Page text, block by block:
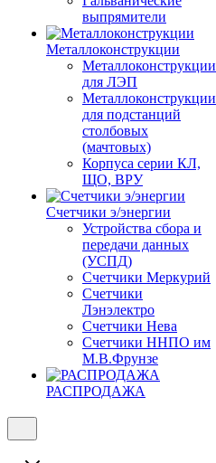
выпрямители
Металлоконструкции
Металлоконструкции
для ЛЭП
Металлоконструкции
для подстанций
столбовых
(мачтовых)
Корпуса серии КЛ,
ЩО, ВРУ
Счетчики э/энергии
Устройства сбора и
передачи данных
(УСПД)
Счетчики Меркурий
Счетчики
Лэнэлектро
Счетчики Нева
Счетчики ННПО им
М.В.Фрунзе
РАСПРОДАЖА